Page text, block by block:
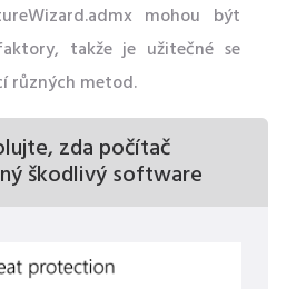
mohou být
takže je užitečné se
různých metod.
zda počítač
škodlivý software